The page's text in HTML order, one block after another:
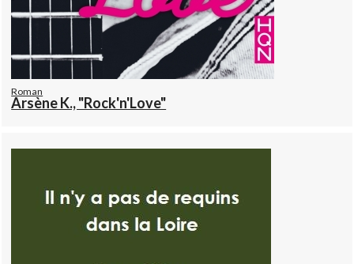
Roman
Arsène K., "Rock'n'Love"